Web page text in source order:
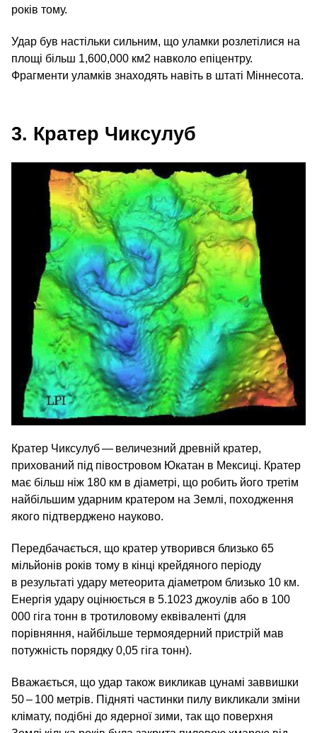
років тому.
Удар був настільки сильним, що уламки розлетілися на
площі більш 1,600,000 км2 навколо епіцентру.
Фрагменти уламків знаходять навіть в штаті Міннесота.
3. Кратер Чиксулуб
Кратер Чиксулуб — величезний древній кратер,
прихований під півостровом Юкатан в Мексиці. Кратер
має більш ніж 180 км в діаметрі, що робить його третім
найбільшим ударним кратером на Землі, походження
якого підтверджено науково.
Передбачається, що кратер утворився близько 65
мільйонів років тому в кінці крейдяного періоду
в результаті удару метеорита діаметром близько 10 км.
Енергія удару оцінюється в 5.1023 джоулів або в 100
000 гіга тонн в тротиловому еквіваленті (для
порівняння, найбільше термоядерний пристрій мав
потужність порядку 0,05 гіга тонн).
Вважається, що удар також викликав цунамі заввишки
50 – 100 метрів. Підняті частинки пилу викликали зміни
клімату, подібні до ядерної зими, так що поверхня